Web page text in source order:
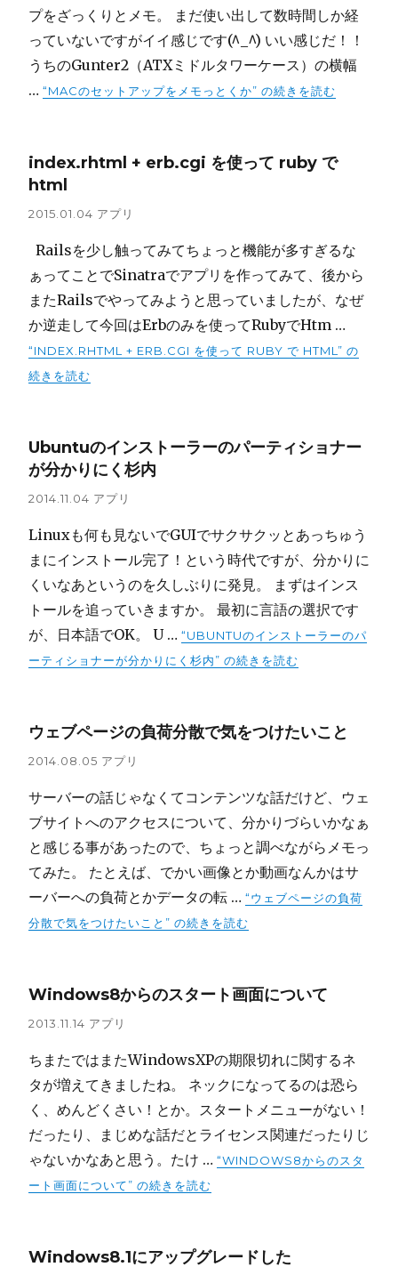
プをざっくりとメモ。 まだ使い出して数時間しか経
っていないですがイイ感じです(^_^) いい感じだ！！
うちのGunter2（ATXミドルタワーケース）の横幅
… “MACのセットアップをメモっとくか” の続きを読む
index.rhtml + erb.cgi を使って ruby で
html
2015.01.04 アプリ
Railsを少し触ってみてちょっと機能が多すぎるな
ぁってことでSinatraでアプリを作ってみて、後から
またRailsでやってみようと思っていましたが、なぜ
か逆走して今回はErbのみを使ってRubyでHtm …
“INDEX.RHTML + ERB.CGI を使って RUBY で HTML” の
続きを読む
Ubuntuのインストーラーのパーティショナー
が分かりにく杉内
2014.11.04 アプリ
Linuxも何も見ないでGUIでサクサクッとあっちゅう
まにインストール完了！という時代ですが、分かりに
くいなあというのを久しぶりに発見。 まずはインス
トールを追っていきますか。 最初に言語の選択です
が、日本語でOK。 U … “UBUNTUのインストーラーのパ
ーティショナーが分かりにく杉内” の続きを読む
ウェブページの負荷分散で気をつけたいこと
2014.08.05 アプリ
サーバーの話じゃなくてコンテンツな話だけど、ウェ
ブサイトへのアクセスについて、分かりづらいかなぁ
と感じる事があったので、ちょっと調べながらメモっ
てみた。 たとえば、でかい画像とか動画なんかはサ
ーバーへの負荷とかデータの転 … “ウェブページの負荷
分散で気をつけたいこと” の続きを読む
Windows8からのスタート画面について
2013.11.14 アプリ
ちまたではまたWindowsXPの期限切れに関するネ
タが増えてきましたね。 ネックになってるのは恐ら
く、めんどくさい！とか。スタートメニューがない！
だったり、まじめな話だとライセンス関連だったりじ
ゃないかなあと思う。たけ … “WINDOWS8からのスタ
ート画面について” の続きを読む
Windows8.1にアップグレードした